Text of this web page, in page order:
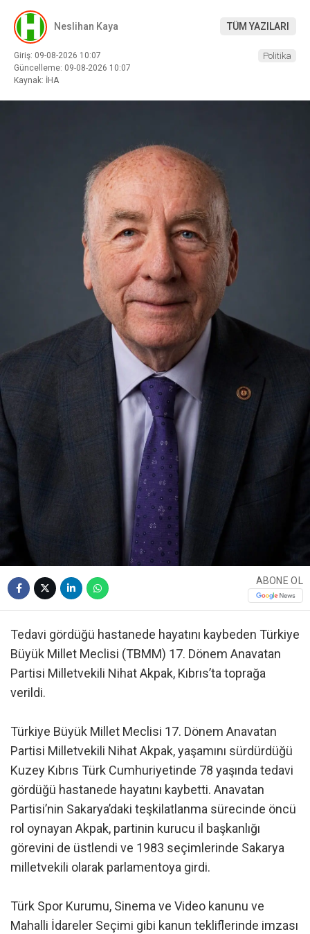
Neslihan Kaya TÜM YAZILARI
Giriş: 09-08-2026 10:07
Güncelleme: 09-08-2026 10:07
Kaynak: İHA
Politika
ABONE OL
Tedavi gördüğü hastanede hayatını kaybeden Türkiye
Büyük Millet Meclisi (TBMM) 17. Dönem Anavatan
Partisi Milletvekili Nihat Akpak, Kıbrıs’ta toprağa
verildi.
Türkiye Büyük Millet Meclisi 17. Dönem Anavatan
Partisi Milletvekili Nihat Akpak, yaşamını sürdürdüğü
Kuzey Kıbrıs Türk Cumhuriyetinde 78 yaşında tedavi
gördüğü hastanede hayatını kaybetti. Anavatan
Partisi’nin Sakarya’daki teşkilatlanma sürecinde öncü
rol oynayan Akpak, partinin kurucu il başkanlığı
görevini de üstlendi ve 1983 seçimlerinde Sakarya
milletvekili olarak parlamentoya girdi.
Türk Spor Kurumu, Sinema ve Video kanunu ve
Mahalli İdareler Seçimi gibi kanun tekliflerinde imzası